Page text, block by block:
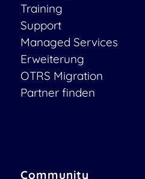
Training
Support
Managed Services
Erweiterung
OTRS Migration
Partner finden
Community